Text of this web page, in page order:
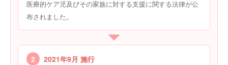
医療的ケア児及びその家族に対する支援に関する法律が公
布されました。
2 2021年9月 施行